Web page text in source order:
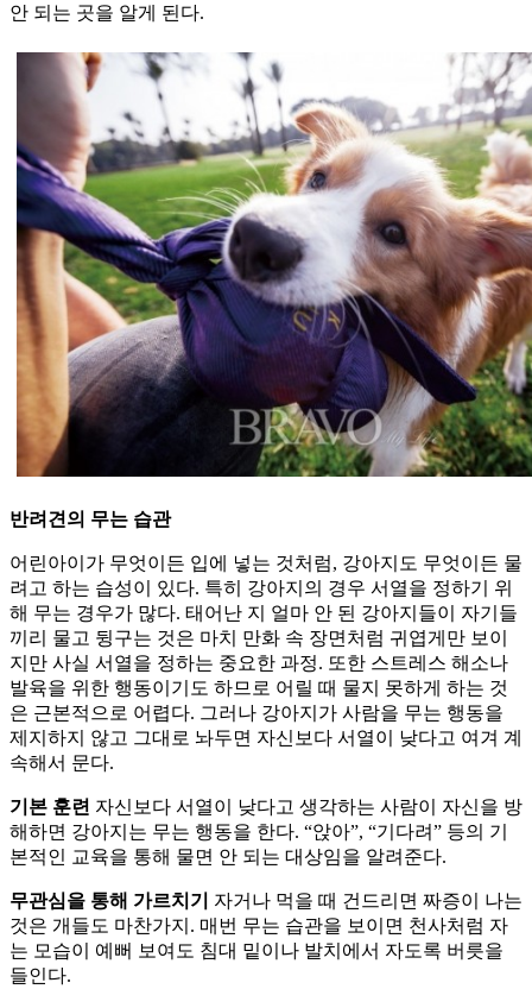
안 되는 곳을 알게 된다.
반려견의 무는 습관
어린아이가 무엇이든 입에 넣는 것처럼, 강아지도 무엇이든 물
려고 하는 습성이 있다. 특히 강아지의 경우 서열을 정하기 위
해 무는 경우가 많다. 태어난 지 얼마 안 된 강아지들이 자기들
끼리 물고 뒹구는 것은 마치 만화 속 장면처럼 귀엽게만 보이
지만 사실 서열을 정하는 중요한 과정. 또한 스트레스 해소나
발육을 위한 행동이기도 하므로 어릴 때 물지 못하게 하는 것
은 근본적으로 어렵다. 그러나 강아지가 사람을 무는 행동을
제지하지 않고 그대로 놔두면 자신보다 서열이 낮다고 여겨 계
속해서 문다.
기본 훈련 자신보다 서열이 낮다고 생각하는 사람이 자신을 방
해하면 강아지는 무는 행동을 한다. “앉아”, “기다려” 등의 기
본적인 교육을 통해 물면 안 되는 대상임을 알려준다.
무관심을 통해 가르치기
자거나 먹을 때 건드리면 짜증이 나는
것은 개들도 마찬가지. 매번 무는 습관을 보이면 천사처럼 자
는 모습이 예뻐 보여도 침대 밑이나 발치에서 자도록 버릇을
들인다.